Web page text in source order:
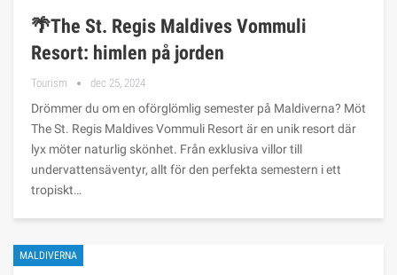
🌴The St. Regis Maldives Vommuli
Resort: himlen på jorden
Tourism dec 25, 2024
Drömmer du om en oförglömlig semester på Maldiverna? Möt
The St. Regis Maldives Vommuli Resort är en unik resort där
lyx möter naturlig skönhet. Från exklusiva villor till
undervattensäventyr, allt för den perfekta semestern i ett
tropiskt…
MALDIVERNA